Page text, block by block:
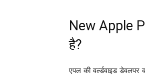
New Apple
है?
एपल की वर्ल्डवाइड